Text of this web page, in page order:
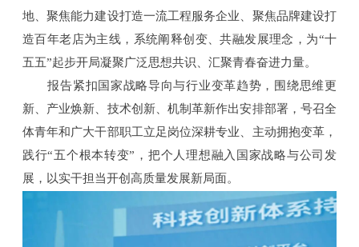
地、聚焦能力建设打造一流工程服务企业、聚焦品牌建设打
造百年老店为主线，系统阐释创变、共融发展理念，为“十
五五”起步开局凝聚广泛思想共识、汇聚青春奋进力量。
报告紧扣国家战略导向与行业变革趋势，围绕思维更
新、产业焕新、技术创新、机制革新作出安排部署，号召全
体青年和广大干部职工立足岗位深耕专业、主动拥抱变革，
践行“五个根本转变”，把个人理想融入国家战略与公司发
展，以实干担当开创高质量发展新局面。